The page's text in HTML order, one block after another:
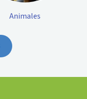
Animales